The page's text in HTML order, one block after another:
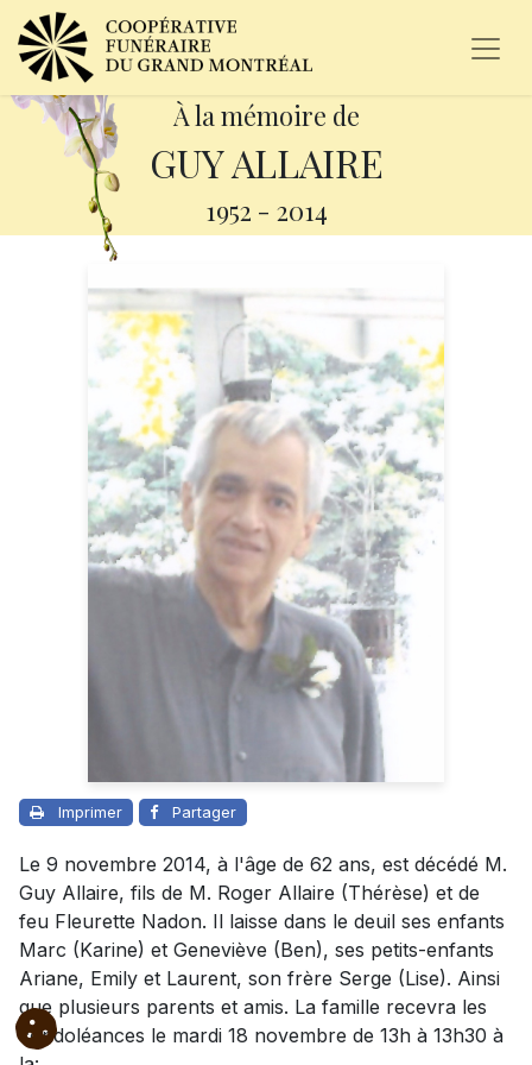
À la mémoire de
GUY ALLAIRE
1952 - 2014
Imprimer Partager
Le 9 novembre 2014, à l'âge de 62 ans, est décédé M.
Guy Allaire, fils de M. Roger Allaire (Thérèse) et de
feu Fleurette Nadon. Il laisse dans le deuil ses enfants
Marc (Karine) et Geneviève (Ben), ses petits-enfants
Ariane, Emily et Laurent, son frère Serge (Lise). Ainsi
que plusieurs parents et amis. La famille recevra les
condoléances le mardi 18 novembre de 13h à 13h30 à